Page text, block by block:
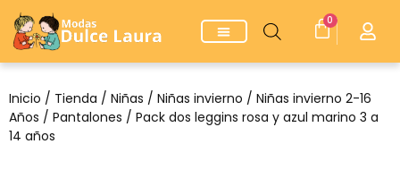
0
Inicio / Tienda / Niñas / Niñas invierno / Niñas invierno 2-16
Años / Pantalones / Pack dos leggins rosa y azul marino 3 a
14 años